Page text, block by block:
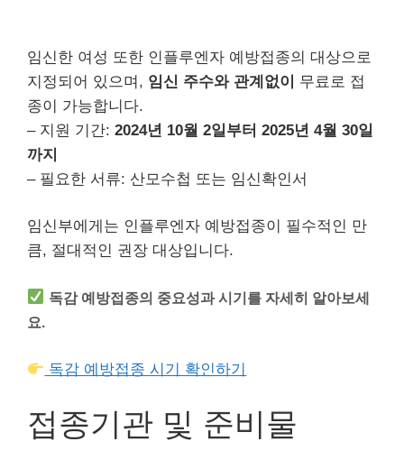
임신한 여성 또한 인플루엔자 예방접종의 대상으로
지정되어 있으며, 임신 주수와 관계없이
무료로 접
종이 가능합니다.
– 지원 기간: 2024년 10월 2일부터 2025년 4월 30일
까지
– 필요한 서류: 산모수첩 또는 임신확인서
임신부에게는 인플루엔자 예방접종이 필수적인 만
큼, 절대적인 권장 대상입니다.
독감 예방접종의 중요성과 시기를 자세히 알아보세
요.
독감 예방접종 시기 확인하기
접종기관 및 준비물